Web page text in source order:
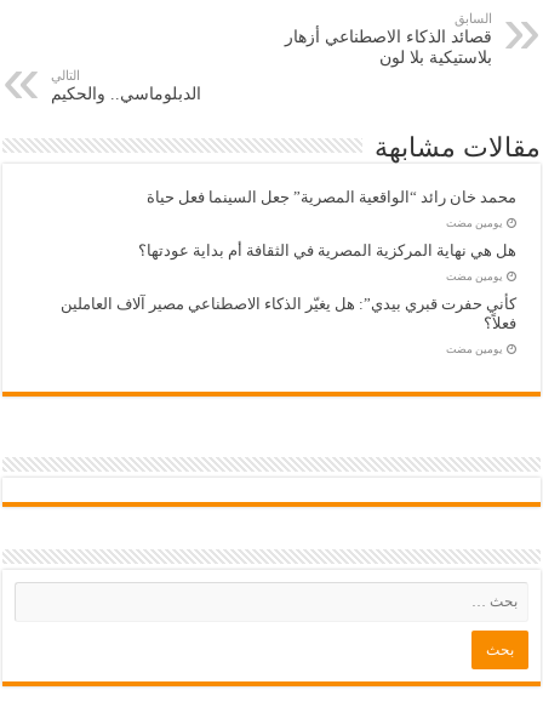
السابق
قصائد الذكاء الاصطناعي أزهار
بلاستيكية بلا لون
التالي
الدبلوماسي.. والحكيم
مقالات مشابهة
محمد خان رائد “الواقعية المصرية” جعل السينما فعل حياة
‏يومين مضت
هل هي نهاية المركزية المصرية في الثقافة أم بداية عودتها؟
‏يومين مضت
كأني حفرت قبري بيدي”: هل يغيّر الذكاء الاصطناعي مصير آلاف العاملين
فعلاً؟
‏يومين مضت